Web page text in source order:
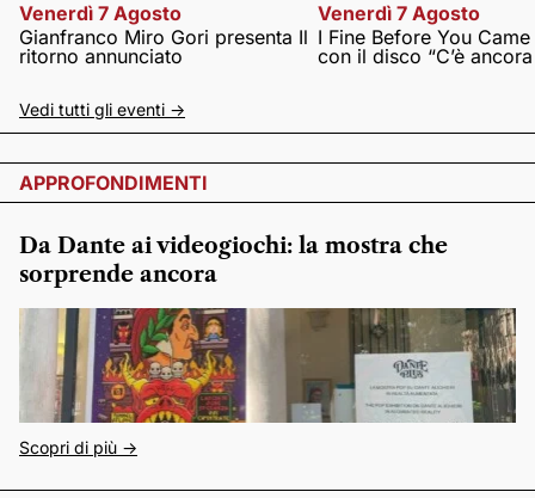
Venerdì 7 Agosto
Gianfranco Miro Gori presenta Il
ritorno annunciato
Venerdì 7 Agosto
I Fine Before You
con il disco “C’è
Vedi tutti gli eventi ->
APPROFONDIMENTI
Da Dante ai videogiochi: la mostra che
sorprende ancora
Scopri di più ->